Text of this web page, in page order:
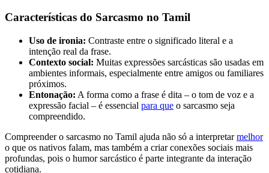
Características do Sarcasmo no Tamil
Uso de ironia: Contraste entre o significado literal e a
intenção real da frase.
Contexto social: Muitas expressões sarcásticas são usadas em
ambientes informais, especialmente entre amigos ou familiares
próximos.
Entonação: A forma como a frase é dita – o tom de voz e a
expressão facial – é essencial para que o sarcasmo seja
compreendido.
Compreender o sarcasmo no Tamil ajuda não só a interpretarmelhor
o que os nativos falam, mas também a criar conexões sociais mais
profundas, pois o humor sarcástico é parte integrante da interação
cotidiana.